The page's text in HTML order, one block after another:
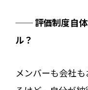
── 評価制度自体
ル？
メンバーも会社